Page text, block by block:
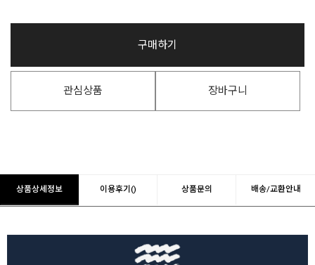
구매하기
관심상품 장바구니
상품상세정보 이용후기() 상품문의 배송/교환안내